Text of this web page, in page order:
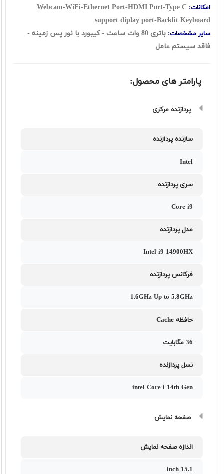
امکانات: Webcam-WiFi-Ethernet Port-HDMI Port-Type C
support diplay port-Backlit Keyboard
سایر مشخصات:
باتری 80 وات ساعت - کیبورد با نور پس زمینه -
فاقد سیستم عامل
پارامتر های محصول:
پردازنده مرکزی
سازنده پردازنده
Intel
سری پردازنده
Core i9
مدل پردازنده
Intel i9 14900HX
فرکانس پردازنده
1.6GHz Up to 5.8GHz
حافظه Cache
36 مگابایت
نسل پردازنده
intel Core i 14th Gen
صفحه نمایش
اندازه صفحه نمایش
15.1 inch